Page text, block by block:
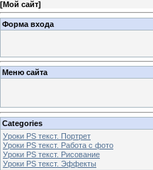
[Мой сайт]
Форма входа
Меню сайта
Categories
Уроки PS текст. Портрет
Уроки PS текст. Работа с фото
Уроки PS текст. Рисование
Уроки PS текст. Эффекты